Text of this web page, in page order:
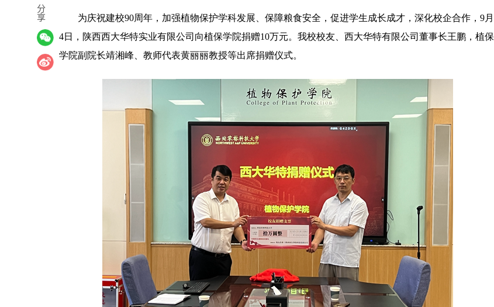
为庆祝建校90周年，加强植物保护学科发展、保障粮食安全，促进学生成长成才，深化校企合作，9月
4日，陕西西大华特实业有限公司向植保学院捐赠10万元。我校校友、西大华特有限公司董事长王鹏，植保
学院副院长靖湘峰、教师代表黄丽丽教授等出席捐赠仪式。
分
享